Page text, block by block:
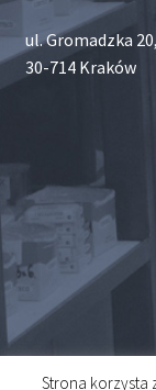
ul. Gromadzka 20,
30-714 Kraków
Strona korzysta